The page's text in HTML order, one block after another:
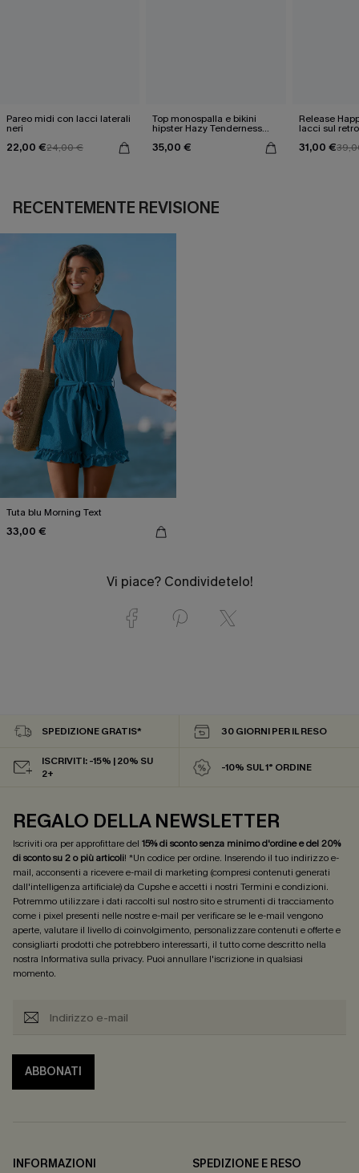
Pareo midi con lacci laterali
neri
22,00 €24,00 €
Top monospalla e bikini
hipster Hazy Tenderness
35,00 €
Release
lacci sul
31,00 €
RECENTEMENTE REVISIONE
Tuta blu Morning Text
33,00 €
Vi piace? Condividetelo!
SPEDIZIONE GRATIS* 30 GIORNI PER IL RESO
ISCRIVITI: -15% | 20% SU
2+
-10% SUL 1° ORDINE
REGALO DELLA NEWSLETTER
Iscriviti ora per approfittare del 15% di sconto senza minimo d'ordine e del 20%
di sconto su 2 o più articoli! *Un codice per ordine. Inserendo il tuo indirizzo e-
mail, acconsenti a ricevere e-mail di marketing (compresi contenuti generati
dall'intelligenza artificiale) da Cupshe e accetti i nostri Termini e condizioni.
Potremmo utilizzare i dati raccolti sul nostro sito e strumenti di tracciamento
come i pixel presenti nelle nostre e-mail per verificare se le e-mail vengono
aperte, valutare il livello di coinvolgimento, personalizzare contenuti e offerte e
consigliarti prodotti che potrebbero interessarti, il tutto come descritto nella
nostra Informativa sulla privacy. Puoi annullare l'iscrizione in qualsiasi
momento.
ABBONATI
INFORMAZIONI
SPEDIZIONE E RESO